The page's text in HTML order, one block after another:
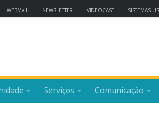
WEBMAIL NEWSLETTER VIDEOCAST SISTEMAS
Serviços Comunicação